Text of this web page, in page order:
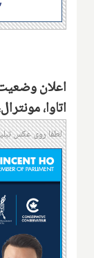
اعلان وضعیت
اتاوا،
لطفا روی عکس